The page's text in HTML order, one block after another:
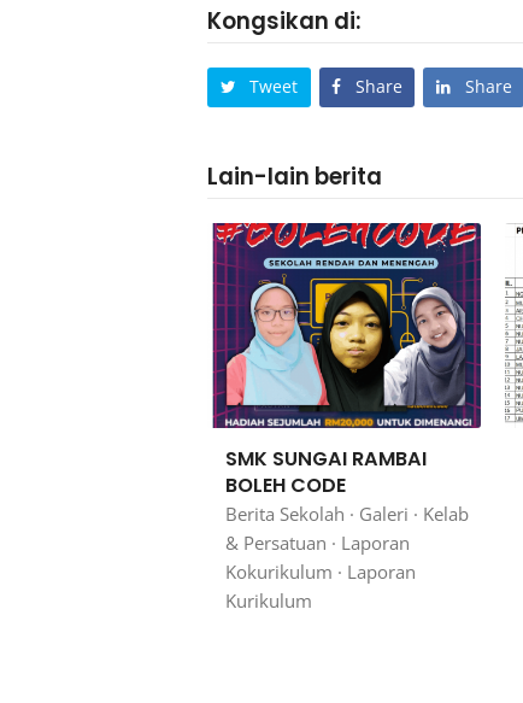
Kongsikan di:
Tweet Share Share
Lain-lain berita
SMK SUNGAI RAMBAI
BOLEH CODE
Berita Sekolah · Galeri · Kelab
& Persatuan · Laporan
Kokurikulum · Laporan
Kurikulum